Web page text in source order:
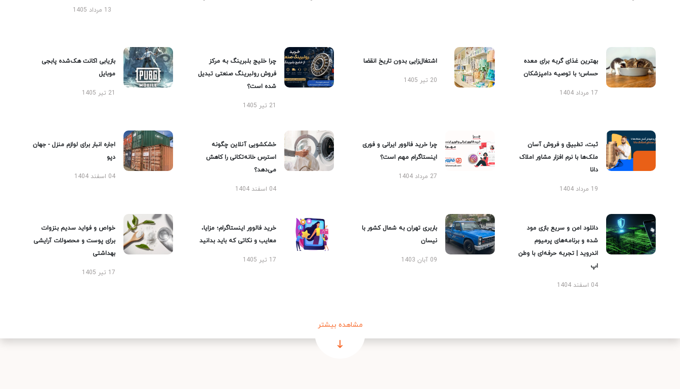
13 مرداد 1405
بهترین غذای گربه برای معده
حساس؛ با توصیه دامپزشکان
17 مرداد 1404
اشتغال‌زایی بدون تاریخ انقضا
20 تیر 1405
چرا خلیج بلبرینگ به مرکز
فروش رولبرینگ صنعتی تبدیل
شده است؟
21 تیر 1405
بازیابی اکانت هک‌شده پابجی
موبایل
21 تیر 1405
ثبت، تطبیق و فروش آسان
ملک‌ها با نرم افزار مشاور املاک
دانا
19 مرداد 1404
چرا خرید فالوور ایرانی و فوری
اینستاگرام مهم است؟
27 مرداد 1404
خشکشویی آنلاین چگونه
استرس خانه‌تکانی را کاهش
می‌دهد؟
04 اسفند 1404
اجاره انبار برای لوازم منزل - جهان
دپو
04 اسفند 1404
دانلود امن و سریع بازی مود
شده و برنامه‌های پرمیوم
اندروید | تجربه حرفه‌ای با وطن
اپ
04 اسفند 1404
باربری تهران به شمال کشور با
نیسان
09 آبان 1403
خرید فالوور اینستاگرام؛ مزایا،
معایب و نکاتی که باید بدانید
17 تیر 1405
خواص و فواید سدیم بنزوات
برای پوست و محصولات آرایشی
بهداشتی
17 تیر 1405
مشاهده بیشتر